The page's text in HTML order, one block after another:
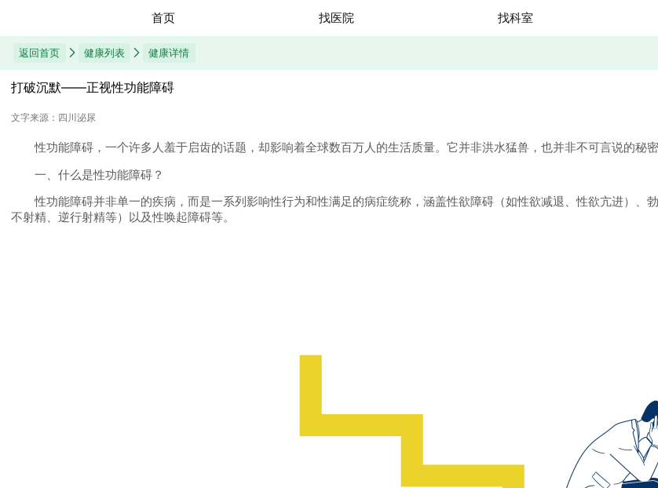
首页 找医院 找科室
返回首页 健康列表 健康详情
打破沉默——正视性功能障碍
文字来源：四川泌尿
性功能障碍，一个许多人羞于启齿的话题，却影响着全球数百万人的生活质量。它并非洪水猛兽，也并非不可言说的秘密
一、什么是性功能障碍？
性功能障碍并非单一的疾病，而是一系列影响性行为和性满足的病症统称，涵盖性欲障碍（如性欲减退、性欲亢进）、
不射精、逆行射精等）以及性唤起障碍等。